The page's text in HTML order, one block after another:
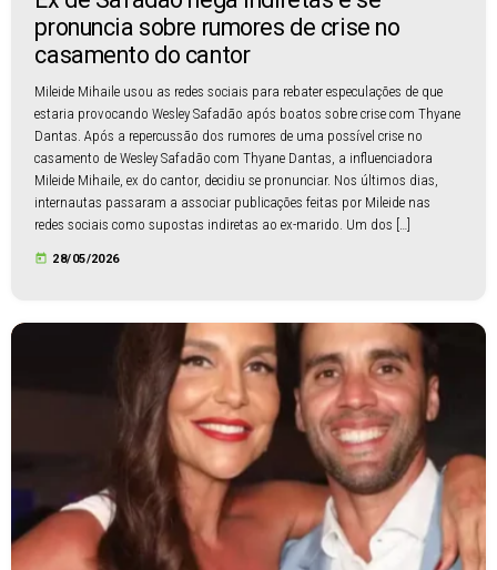
pronuncia sobre rumores de crise no
casamento do cantor
Mileide Mihaile usou as redes sociais para rebater especulações de que
estaria provocando Wesley Safadão após boatos sobre crise com Thyane
Dantas. Após a repercussão dos rumores de uma possível crise no
casamento de Wesley Safadão com Thyane Dantas, a influenciadora
Mileide Mihaile, ex do cantor, decidiu se pronunciar. Nos últimos dias,
internautas passaram a associar publicações feitas por Mileide nas
redes sociais como supostas indiretas ao ex-marido. Um dos […]
today 28/05/2026